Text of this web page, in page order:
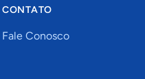
CONTATO
Fale Conosco